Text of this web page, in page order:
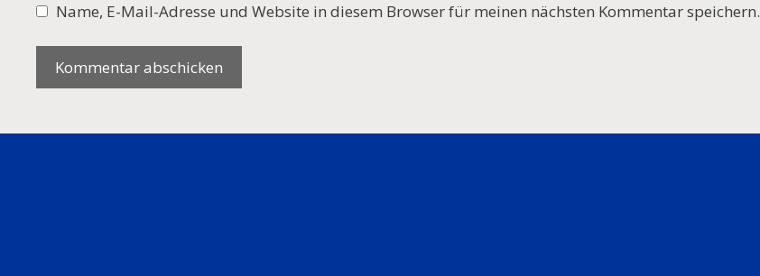
Name, E-Mail-Adresse und Website in diesem Browser für meinen nächsten Kommentar speichern.